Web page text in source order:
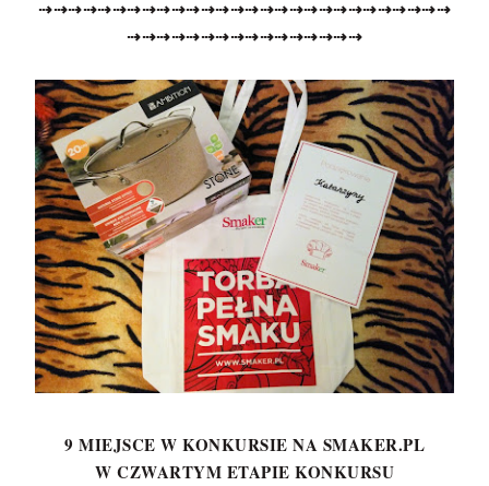
⇢⇢⇢⇢⇢⇢⇢⇢⇢⇢⇢⇢⇢⇢⇢⇢⇢⇢⇢⇢⇢⇢⇢⇢⇢⇢⇢⇢
⇢⇢⇢⇢⇢⇢⇢⇢⇢⇢⇢⇢⇢⇢⇢⇢
9 MIEJSCE W KONKURSIE NA SMAKER.PL
W CZWARTYM ETAPIE KONKURSU